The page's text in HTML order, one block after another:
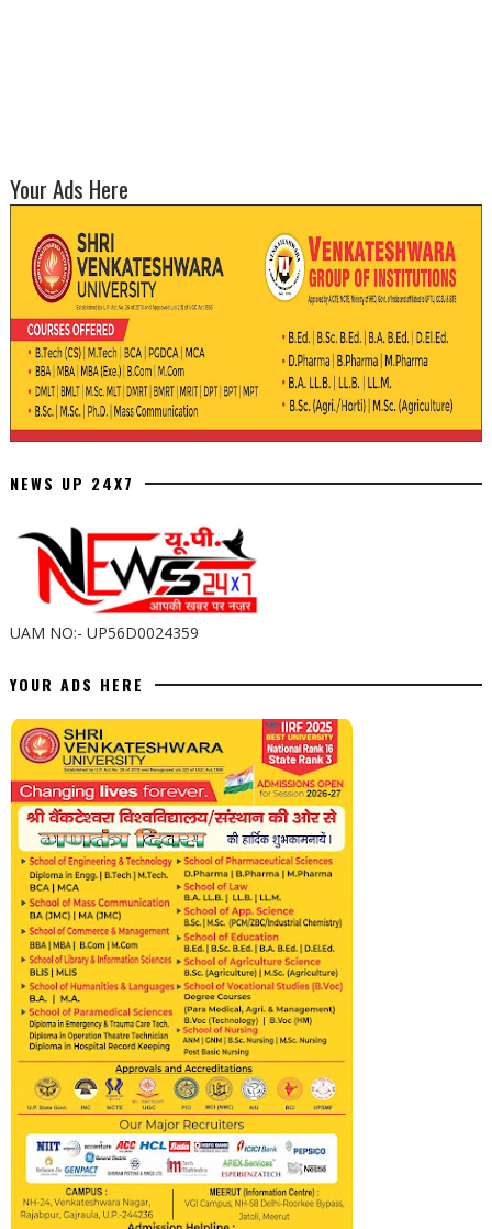
Your Ads Here
NEWS UP 24X7
UAM NO:- UP56D0024359
YOUR ADS HERE